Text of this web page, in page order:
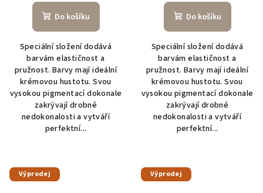
Do košíku
Speciální složení dodává
barvám elastičnost a
pružnost. Barvy mají ideální
krémovou hustotu. Svou
vysokou pigmentací dokonale
zakrývají drobné
nedokonalosti a vytváří
perfektní...
Do košíku
Speciální složení dodává
barvám elastičnost a
pružnost. Barvy mají ideální
krémovou hustotu. Svou
vysokou pigmentací dokonale
zakrývají drobné
nedokonalosti a vytváří
perfektní...
Výprodej Výprodej